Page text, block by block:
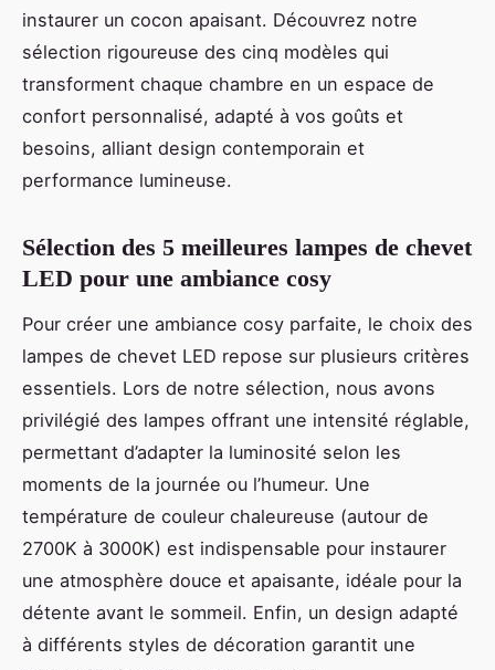
instaurer un cocon apaisant. Découvrez notre
sélection rigoureuse des cinq modèles qui
transforment chaque chambre en un espace de
confort personnalisé, adapté à vos goûts et
besoins, alliant design contemporain et
performance lumineuse.
Sélection des 5 meilleures lampes de chevet
LED pour une ambiance cosy
Pour créer une ambiance cosy parfaite, le choix des
lampes de chevet LED repose sur plusieurs critères
essentiels. Lors de notre sélection, nous avons
privilégié des lampes offrant une intensité réglable,
permettant d’adapter la luminosité selon les
moments de la journée ou l’humeur. Une
température de couleur chaleureuse (autour de
2700K à 3000K) est indispensable pour instaurer
une atmosphère douce et apaisante, idéale pour la
détente avant le sommeil. Enfin, un design adapté
à différents styles de décoration garantit une